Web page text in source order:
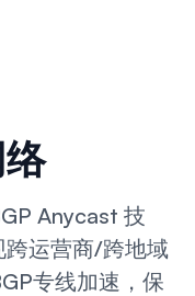
Anycast 技
运营商/跨地域
专线加速，保